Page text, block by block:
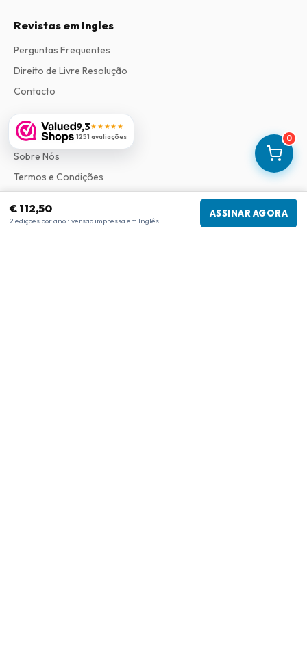
0
€ 112,50
2 edições por ano • versão impressa em Inglês
ASSINAR AGORA
9,3★★★★★
1251 avaliações
Revistas em Ingles
Perguntas Frequentes
Direito de Livre Resolução
Contacto
Informações
Sobre Nós
Termos e Condições
Procedimento de Reclamações